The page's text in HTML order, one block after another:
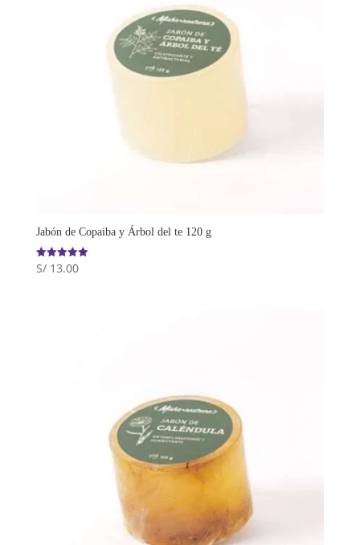
Jabón de Copaiba y Árbol del te 120 g
Valorado
con
S/13.00